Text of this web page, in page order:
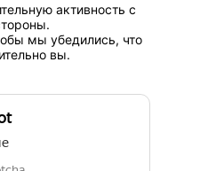
активность с
мы убедились, что
вы.